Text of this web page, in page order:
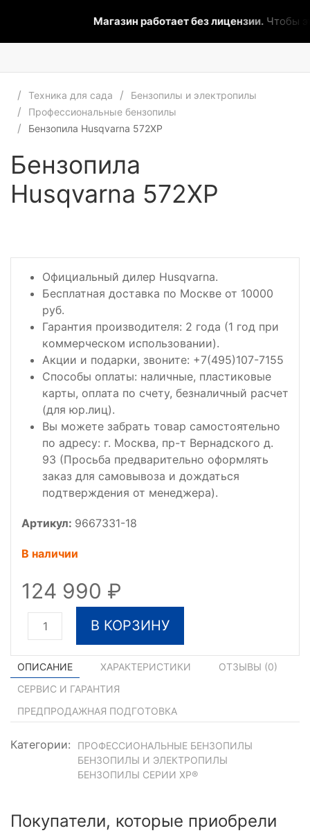
Магазин работает без лицензии.Чтобы эта
Техника для сада
Бензопилы и электропилы
Профессиональные бензопилы
Бензопила Husqvarna 572XP
Бензопила
Husqvarna 572XP
Официальный дилер Husqvarna.
Бесплатная доставка по Москве от 10000
руб.
Гарантия производителя: 2 года (1 год при
коммерческом использовании).
Акции и подарки, звоните: +7(495)107-7155
Способы оплаты: наличные, пластиковые
карты, оплата по счету, безналичный расчет
(для юр.лиц).
Вы можете забрать товар самостоятельно
по адресу: г. Москва, пр-т Вернадского д.
93 (Просьба предварительно оформлять
заказ для самовывоза и дождаться
подтверждения от менеджера).
Артикул: 9667331-18
В наличии
124 990
В КОРЗИНУ
ОПИСАНИЕ ХАРАКТЕРИСТИКИ ОТЗЫВЫ (0)
СЕРВИС И ГАРАНТИЯ
ПРЕДПРОДАЖНАЯ ПОДГОТОВКА
Категории:
ПРОФЕССИОНАЛЬНЫЕ БЕНЗОПИЛЫ
БЕНЗОПИЛЫ И ЭЛЕКТРОПИЛЫ
БЕНЗОПИЛЫ СЕРИИ XP®
Покупатели, которые приобрели